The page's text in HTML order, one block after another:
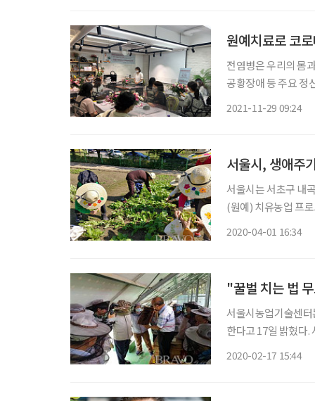
원예치료로 코
전염병은 우리의 몸
공황장애 등 주요 정
2021-11-29 09:24
서울시, 생애주
서울시는 서초구 내
(원예) 치유농업 프로그
2020-04-01 16:34
"꿀벌 치는 법
서울시농업기술센
한다고 17일 밝혔다. 서울시민을 대상으로 양봉산업 종사자•창업희망자 등 총 30명을 모집한
2020-02-17 15:44